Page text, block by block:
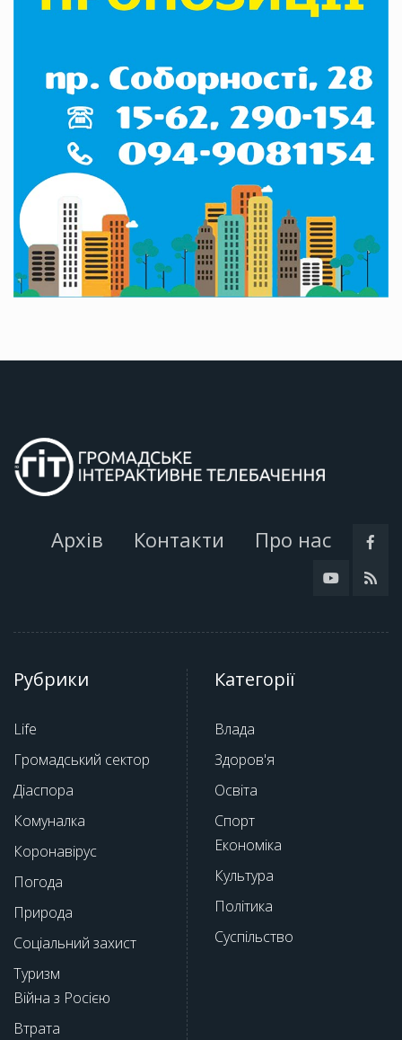
Архів Контакти Про нас
Рубрики
Life
Громадський сектор
Діаспора
Комуналка
Коронавірус
Погода
Природа
Соціальний захист
Туризм
Війна з Росією
Втрата
Категорії
Влада
Здоров'я
Освіта
Спорт
Економіка
Культура
Політика
Суспільство